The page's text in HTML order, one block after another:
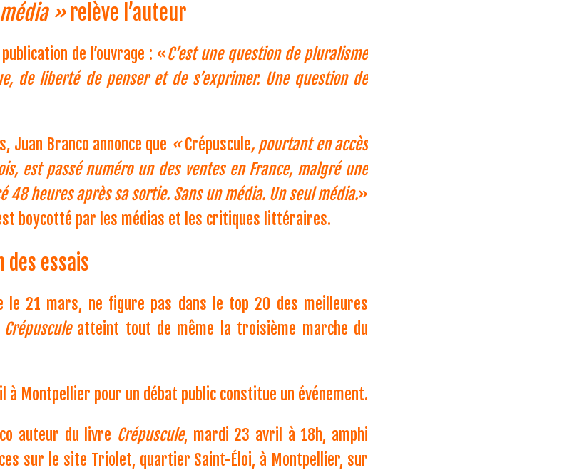
»relève l’auteur
de l’ouvrage : «C’est une question de pluralisme
de liberté de penser et de s’exprimer. Une question de
Juan Branco annonce que «Crépuscule, pourtant en accès
est passé numéro un des ventes en France, malgré une
48 heures après sa sortie. Sans un média. Un seul média.»
boycotté par les médias et les critiques littéraires.
des essais
le 21 mars, ne figure pas dans le top 20 des meilleures
Crépusculeatteint tout de même la troisième marche du
à Montpellier pour un débat public constitue un événement.
auteur du livre Crépuscule, mardi 23 avril à 18h, amphi
sur le site Triolet, quartier Saint-Éloi, à Montpellier, sur